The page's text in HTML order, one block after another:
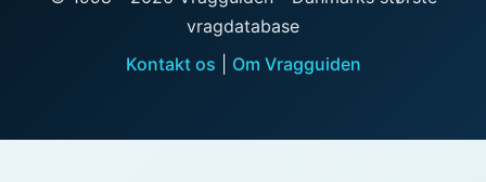
vragdatabase
Kontakt os
Om Vragguiden